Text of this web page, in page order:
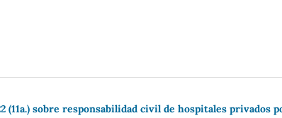
(11a.) sobre responsabilidad civil de hospitales privados